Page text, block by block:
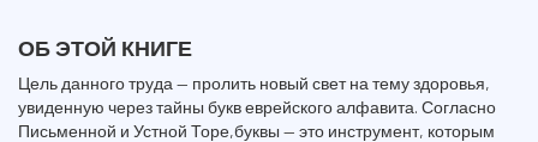
ОБ ЭТОЙ КНИГЕ
Цель данного труда — пролить новый свет на тему здоровья,
увиденную через тайны букв еврейского алфавита. Согласно
Письменной и Устной Торе,буквы — это инструмент, которым